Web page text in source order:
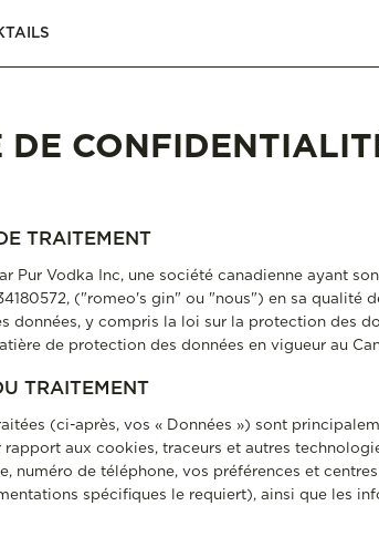
DE
TRAITEMENT
Pur Vodka Inc, une société canadienne ayant
("romeo's gin" ou "nous") en sa qualité
y compris la loi sur la protection des
de protection des données en vigueur au
TRAITEMENT
(ci-après, vos « Données ») sont
aux cookies, traceurs et autres
numéro de téléphone, vos préférences et
spécifiques le requiert), ainsi que les